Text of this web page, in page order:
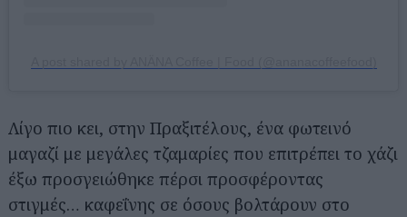
Λίγο πιο κει, στην Πραξιτέλους, ένα φωτεινό
μαγαζί με μεγάλες τζαμαρίες που επιτρέπει το χάζι
έξω προσγειώθηκε πέρσι προσφέροντας
στιγμές… καφεΐνης σε όσους βολτάρουν στο